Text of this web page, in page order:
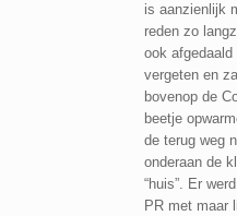
is aanzienlijk
reden zo
ook afgedaald
vergeten en
bovenop de
beetje
de terug weg
onderaan de
“huis”. Er
PR met maar